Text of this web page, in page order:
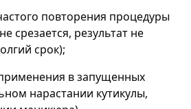
повторения процедуры
срезается, результат не
срок);
в запущенных
нарастании кутикулы,